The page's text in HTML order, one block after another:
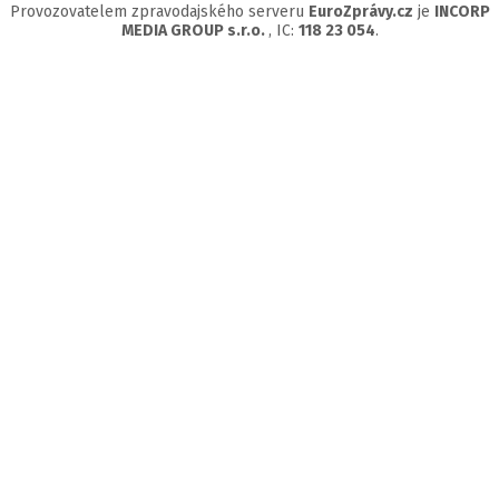
Provozovatelem zpravodajského serveru EuroZprávy.cz je INCORP
MEDIA GROUP s.r.o. , IC: 118 23 054.